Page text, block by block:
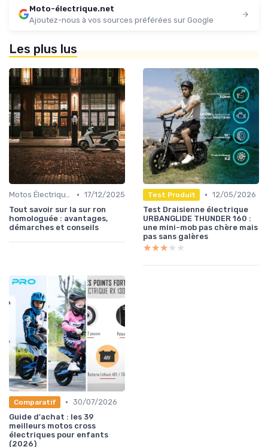
Moto-électrique.net
Ajoutez-nous à vos sources préférées sur Google
Les plus lus
Motos Électriques Urbaines • 17/12/2025
Tout savoir sur la sur ron
homologuée : avantages,
démarches et conseils
Test Produit • 12/05/2026
Test Draisienne électrique
URBANGLIDE THUNDER 160 :
une mini-mob pas chère mais
pas sans galères
★★★★★
★★★★★
Comparatif • 30/07/2026
Guide d'achat : les 39
meilleurs motos cross
électriques pour enfants
(2026)